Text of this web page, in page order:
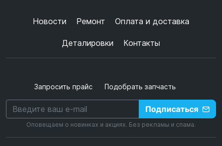
Новости Ремонт Оплата и доставка
Деталировки Контакты
Запросить прайс Подобрать запчасть
Подписаться
Оповещаем о новинках и акциях. Без рекламы и спама.